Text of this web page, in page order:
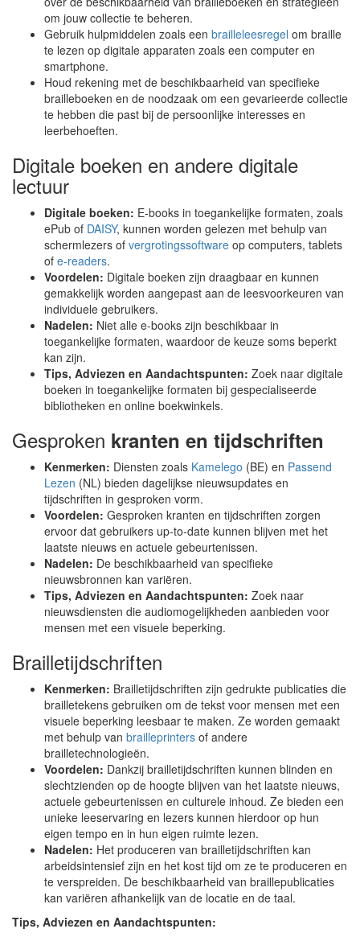
om jouw collectie te beheren.
Gebruik hulpmiddelen zoals een brailleleesregel om braille
te lezen op digitale apparaten zoals een computer en
smartphone.
Houd rekening met de beschikbaarheid van specifieke
brailleboeken en de noodzaak om een gevarieerde collectie
te hebben die past bij de persoonlijke interesses en
leerbehoeften.
Digitale boeken en andere digitale
lectuur
Digitale boeken: E-books in toegankelijke formaten, zoals
ePub of DAISY, kunnen worden gelezen met behulp van
schermlezers of vergrotingssoftware op computers, tablets
of e-readers.
Voordelen: Digitale boeken zijn draagbaar en kunnen
gemakkelijk worden aangepast aan de leesvoorkeuren van
individuele gebruikers.
Nadelen: Niet alle e-books zijn beschikbaar in
toegankelijke formaten, waardoor de keuze soms beperkt
kan zijn.
Tips, Adviezen en Aandachtspunten: Zoek naar digitale
boeken in toegankelijke formaten bij gespecialiseerde
bibliotheken en online boekwinkels.
Gesproken kranten en tijdschriften
Kenmerken: Diensten zoals Kamelego (BE) en Passend
Lezen (NL) bieden dagelijkse nieuwsupdates en
tijdschriften in gesproken vorm.
Voordelen: Gesproken kranten en tijdschriften zorgen
ervoor dat gebruikers up-to-date kunnen blijven met het
laatste nieuws en actuele gebeurtenissen.
Nadelen: De beschikbaarheid van specifieke
nieuwsbronnen kan variëren.
Tips, Adviezen en Aandachtspunten: Zoek naar
nieuwsdiensten die audiomogelijkheden aanbieden voor
mensen met een visuele beperking.
Brailletijdschriften
Kenmerken: Brailletijdschriften zijn gedrukte publicaties die
brailletekens gebruiken om de tekst voor mensen met een
visuele beperking leesbaar te maken. Ze worden gemaakt
met behulp van brailleprinters of andere
brailletechnologieën.
Voordelen: Dankzij brailletijdschriften kunnen blinden en
slechtzienden op de hoogte blijven van het laatste nieuws,
actuele gebeurtenissen en culturele inhoud. Ze bieden een
unieke leeservaring en lezers kunnen hierdoor op hun
eigen tempo en in hun eigen ruimte lezen.
Nadelen: Het produceren van brailletijdschriften kan
arbeidsintensief zijn en het kost tijd om ze te produceren en
te verspreiden. De beschikbaarheid van braillepublicaties
kan variëren afhankelijk van de locatie en de taal.
Tips, Adviezen en Aandachtspunten: